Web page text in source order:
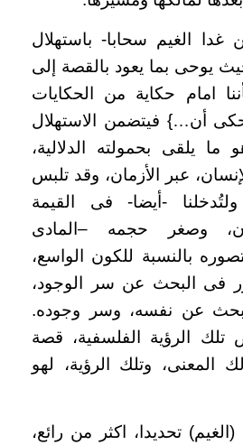
غدا الغيم سحابا- باستهلال
يوحى بما يعود بالقصة إلى
امام حكاية من الحكايات
أن…} فيتضمن الاستهلال
يلقى بحمولته الدلالية،
عبر الأزمان، وقد تلبس
-أيضا- فى القيمة
وصغر حجمه –المادى
بالنسبة للكون الواسع،
فى البحث عن سر الوجود،
يبحث عن نفسه، وسر وجوده.
الرؤية الفلسفية، قصة
المعنى، وتلك الرؤية، لهو
تحديدا، اكثر من رائع،